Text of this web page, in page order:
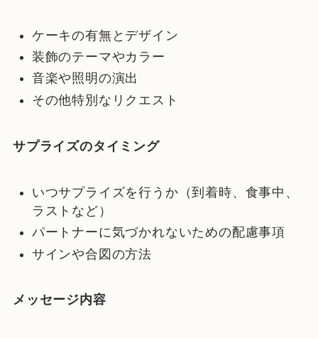
ケーキの有無とデザイン
装飾のテーマやカラー
音楽や照明の演出
その他特別なリクエスト
サプライズのタイミング
いつサプライズを行うか（到着時、食事中、
ラストなど）
パートナーに気づかれないための配慮事項
サインや合図の方法
メッセージ内容